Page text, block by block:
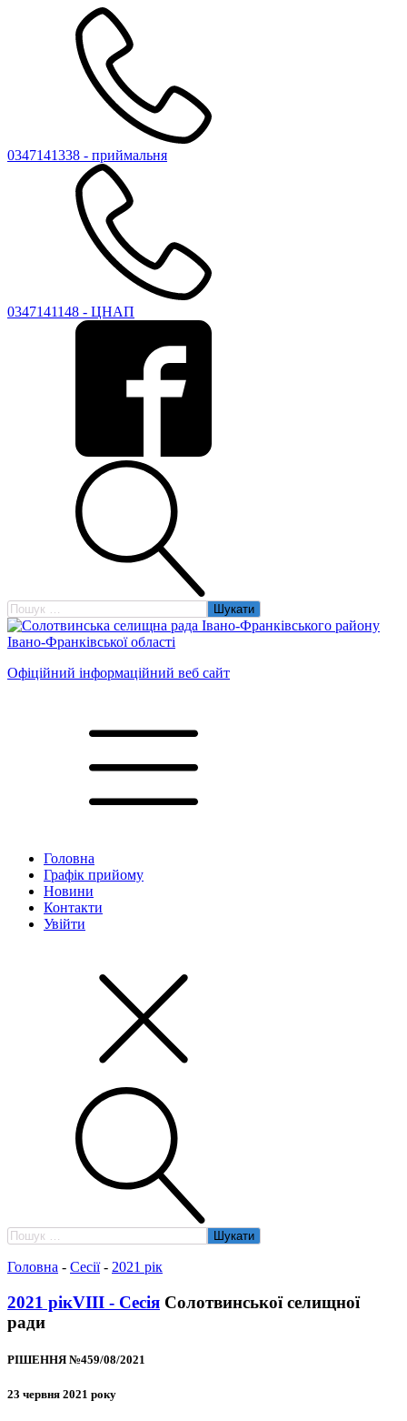
0347141338 - приймальня
0347141148 - ЦНАП
Пошук:
Офіційний інформаційний веб сайт
Головна
Графік прийому
Новини
Контакти
Увійти
Пошук:
Головна - Сесії- 2021 рік
2021 рікVIII - Сесія Солотвинської селищної
ради
РІШЕННЯ №459/08/2021
23 червня 2021 року